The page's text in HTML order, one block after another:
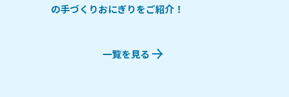
の手づくりおにぎりをご紹介！
一覧を見る